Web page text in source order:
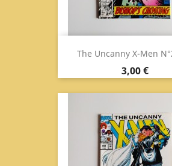
The Uncanny X-Men
Prix
3,00 €